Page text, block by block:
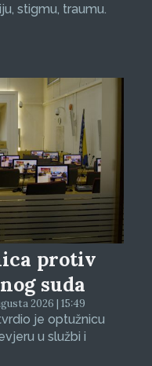
stigmu, traumu.
protiv
suda
2026 | 15:49
je optužnicu
u službi i